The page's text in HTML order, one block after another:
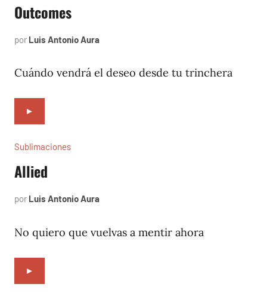
Outcomes
por Luis Antonio Aura
2023
Cuándo vendrá el deseo desde tu trinchera
►
Sublimaciones
Allied
por Luis Antonio Aura
2022
No quiero que vuelvas a mentir ahora
►